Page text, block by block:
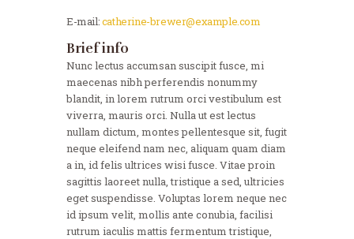
E-mail:catherine-brewer@example.com
Brief info
Nunc lectus accumsan suscipit fusce, mi
maecenas nibh perferendis nonummy
blandit, in lorem rutrum orci vestibulum est
viverra, mauris orci. Nulla ut est lectus
nullam dictum, montes pellentesque sit, fugit
neque eleifend nam nec, aliquam quam diam
a in, id felis ultrices wisi fusce. Vitae proin
sagittis laoreet nulla, tristique a sed, ultricies
eget suspendisse. Voluptas lorem neque nec
id ipsum velit, mollis ante conubia, facilisi
rutrum iaculis mattis fermentum tristique,